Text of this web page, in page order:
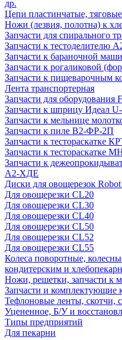
др.
Цепи пластинчатые, тяговые
Ножи (лезвия, полотна) к
Запчасти для спирального
Запчасти к тестоделителю
Запчасти к бараночной
Запчасти к рогаликовой
Запчасти к пищеварочным
Лента транспортерная
Запчасти для оборудования
Запчасти к шприцу Идеал
Запчасти к мельнице
Запчасти к пиле В2-ФР-2П
Запчасти к тестораскатке
Запчасти к тестораскатке
Запчасти к
А2-ХДЕ
Диски для овощерезок
Для овощерезки CL20
Для овощерезки CL30
Для овощерезки CL40
Для овощерезки CL50
Для овощерезки CL52
Для овощерезки CL55
Колеса поворотные,
кондитерским и
Ножи, решетки, запчасти к
Запчасти и
Тефлоновые ленты, скотчи,
Уцененное, Б/У и
Типы предприятий
Для пекарни